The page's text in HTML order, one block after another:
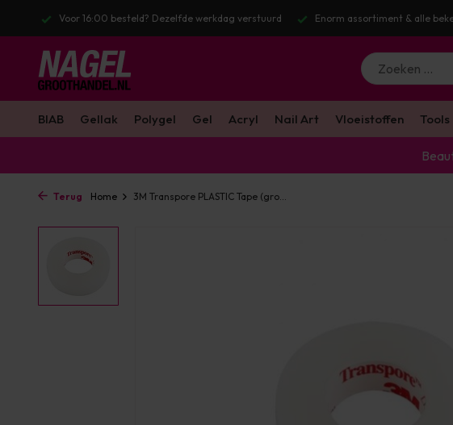
Enorm assortiment & alle bekende merken Gratis verzending v.a. €100 excl.
BIAB Gellak Polygel Gel Acryl Nail Art Vloeistoffen Tools
Terug Home 3M Transpore PLASTIC Tape (gro...